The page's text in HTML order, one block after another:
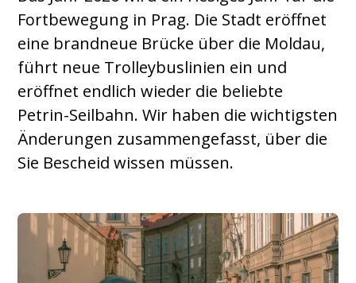
Fortbewegung in Prag. Die Stadt eröffnet
eine brandneue Brücke über die Moldau,
führt neue Trolleybuslinien ein und
eröffnet endlich wieder die beliebte
Petrin-Seilbahn. Wir haben die wichtigsten
Änderungen zusammengefasst, über die
Sie Bescheid wissen müssen.